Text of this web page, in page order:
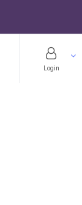
Login